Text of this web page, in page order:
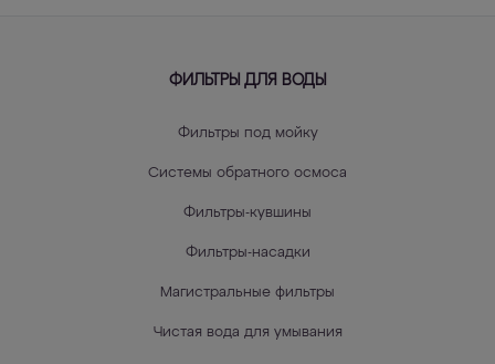
ФИЛЬТРЫ ДЛЯ ВОДЫ
Фильтры под мойку
Системы обратного осмоса
Фильтры-кувшины
Фильтры-насадки
Магистральные фильтры
Чистая вода для умывания